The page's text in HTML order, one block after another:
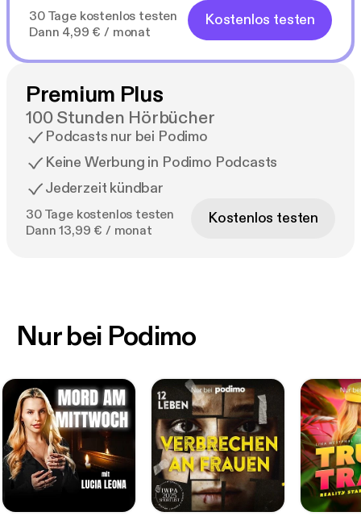
30 Tage kostenlos testen
Dann 4,99 € / monat
Kostenlos testen
Premium Plus
100 Stunden Hörbücher
Podcasts nur bei Podimo
Keine Werbung in Podimo Podcasts
Jederzeit kündbar
30 Tage kostenlos testen
Dann 13,99 € / monat
Kostenlos testen
Nur bei Podimo